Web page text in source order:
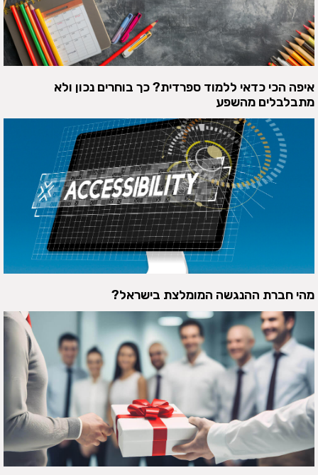
איפה הכי כדאי ללמוד ספרדית? כך בוחרים נכון ולא
מתבלבלים מהשפע
מהי חברת ההנגשה המומלצת בישראל?